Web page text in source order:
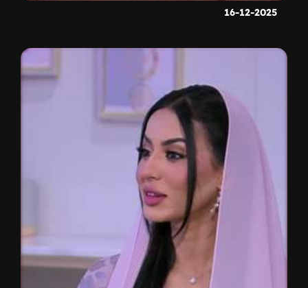
16-12-2025